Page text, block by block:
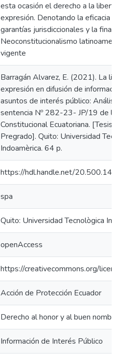
esta ocasión el derecho a la
expresión. Denotando la eficacia
garantías jurisdiccionales y la
Neoconstitucionalismo
vigente
Barragán Alvarez, E. (2021). La
expresión en difusión de
asuntos de interés público:
sentencia Nº 282-23- JP/19 de la
Constitucional Ecuatoriana. [Tesis
Pregrado]. Quito: Universidad
Indoamèrica. 64 p.
https://hdl.handle.net/
spa
Quito: Universidad Tecnològica
openAccess
https://creativecommons.org/
Acción de Protección Ecuador
Derecho al honor y al buen nombre
Información de Interés Público